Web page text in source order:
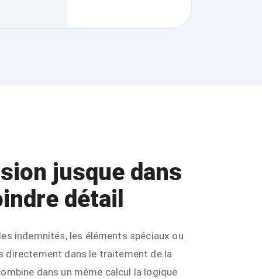
jusque dans
détail
indemnités, les éléments spéciaux ou
directement dans le traitement de la
dans un même calcul la logique